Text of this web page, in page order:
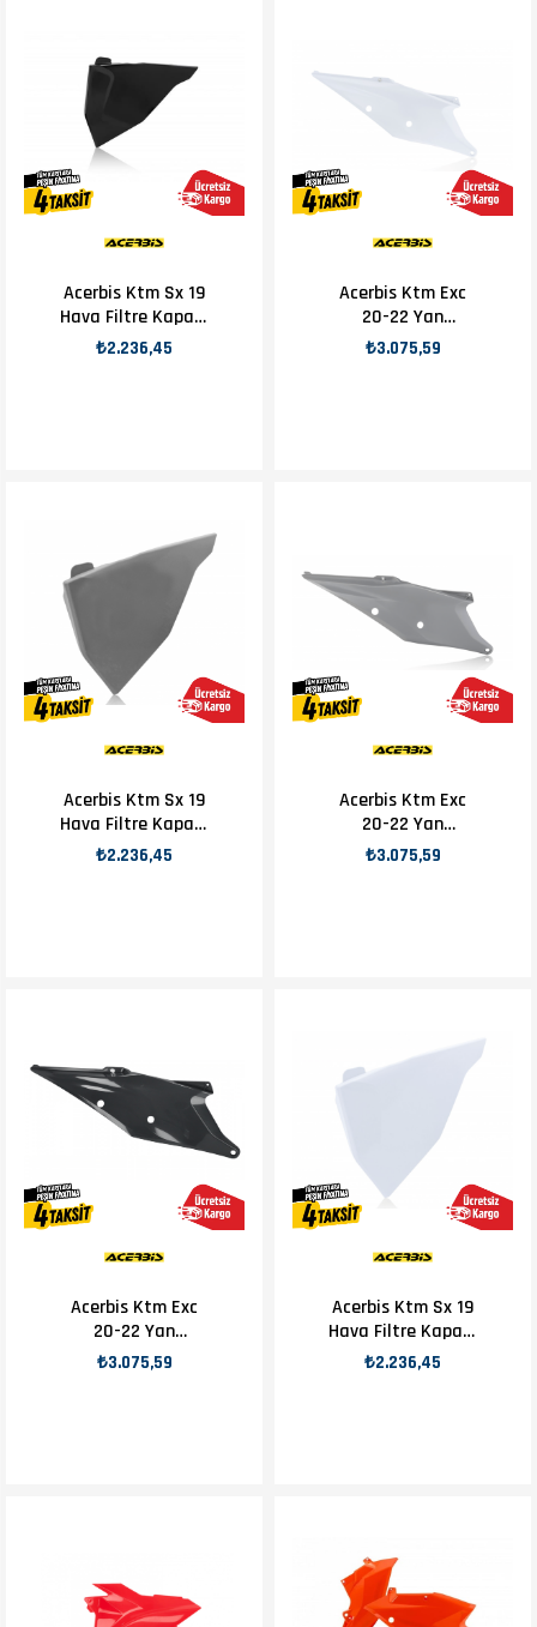
Acerbis Ktm Sx 19
Hava Filtre Kapağı
Siyah
₺2.236,45
Acerbis Ktm Exc
20-22 Yan
Numaratör Beyaz
₺3.075,59
Acerbis Ktm Sx 19
Hava Filtre Kapağı
Gri
₺2.236,45
Acerbis Ktm Exc
20-22 Yan
Numaratör Gri
₺3.075,59
Acerbis Ktm Exc
20-22 Yan
Numaratör Koyu
₺3.075,59
Acerbis Ktm Sx 19
Hava Filtre Kapağı
Beyaz
₺2.236,45